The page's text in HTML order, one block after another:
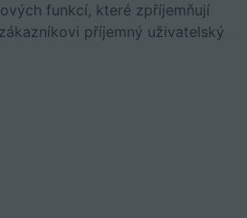
funkcí, které zpříjemňují
příjemný uživatelský